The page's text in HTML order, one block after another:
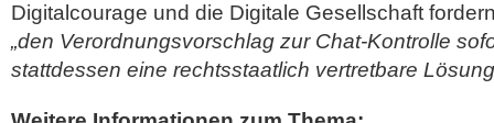
Digitalcourage und die Digitale Gesellschaft
„den Verordnungsvorschlag zur Chat-Kontrolle
stattdessen eine rechtsstaatlich vertretbare